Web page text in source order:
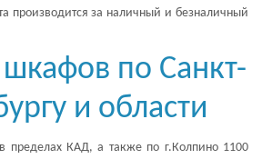
производится за наличный и безналичный
по Санкт-
и области
пределах КАД, а также по г.Колпино 1100